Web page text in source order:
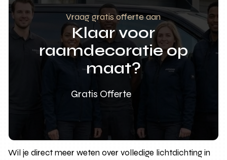
Vraag gratis offerte aan
Klaar voor
raamdecoratie op
maat?
Gratis Offerte
Wil je direct meer weten over volledige lichtdichting in